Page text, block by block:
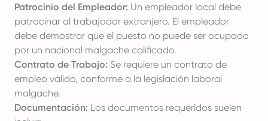
Patrocinio del Empleador: Un empleador local debe
patrocinar al trabajador extranjero. El empleador
debe demostrar que el puesto no puede ser ocupado
por un nacional malgache calificado.
Contrato de Trabajo: Se requiere un contrato de
empleo válido, conforme a la legislación laboral
malgache.
Documentación: Los documentos requeridos suelen